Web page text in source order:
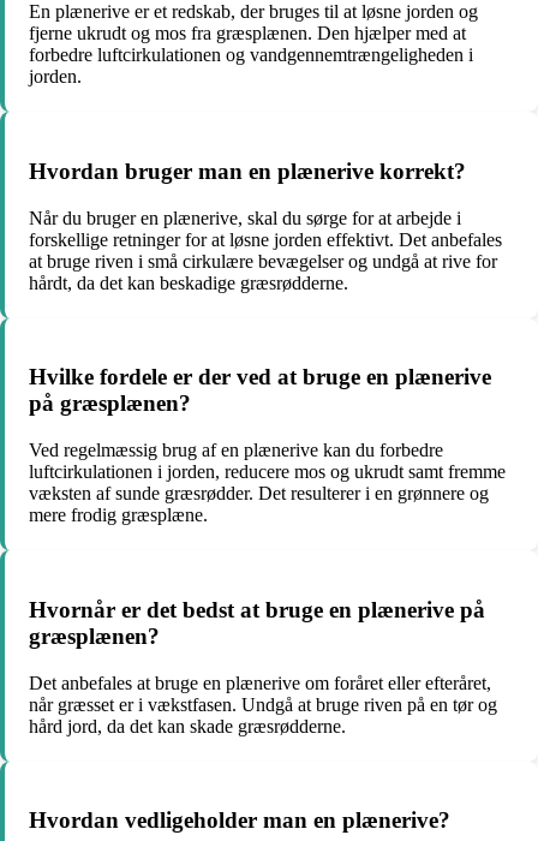
En plænerive er et redskab, der bruges til at løsne jorden og
fjerne ukrudt og mos fra græsplænen. Den hjælper med at
forbedre luftcirkulationen og vandgennemtrængeligheden i
jorden.
Hvordan bruger man en plænerive korrekt?
Når du bruger en plænerive, skal du sørge for at arbejde i
forskellige retninger for at løsne jorden effektivt. Det anbefales
at bruge riven i små cirkulære bevægelser og undgå at rive for
hårdt, da det kan beskadige græsrødderne.
Hvilke fordele er der ved at bruge en plænerive
på græsplænen?
Ved regelmæssig brug af en plænerive kan du forbedre
luftcirkulationen i jorden, reducere mos og ukrudt samt fremme
væksten af sunde græsrødder. Det resulterer i en grønnere og
mere frodig græsplæne.
Hvornår er det bedst at bruge en plænerive på
græsplænen?
Det anbefales at bruge en plænerive om foråret eller efteråret,
når græsset er i vækstfasen. Undgå at bruge riven på en tør og
hård jord, da det kan skade græsrødderne.
Hvordan vedligeholder man en plænerive?